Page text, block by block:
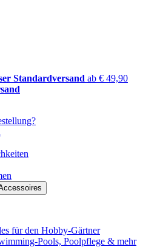
Standardversand ab € 49,90
für den Hobby-Gärtner
Pools, Poolpflege & mehr